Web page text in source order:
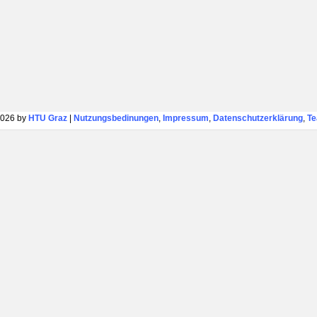
by HTU Graz| Nutzungsbedinungen, Impressum, Datenschutzerklärung,